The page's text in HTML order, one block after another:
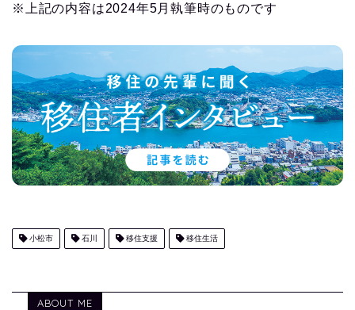
※上記の内容は2024年5月執筆時のものです
小松市 石川 移住支援 移住生活
ABOUT ME